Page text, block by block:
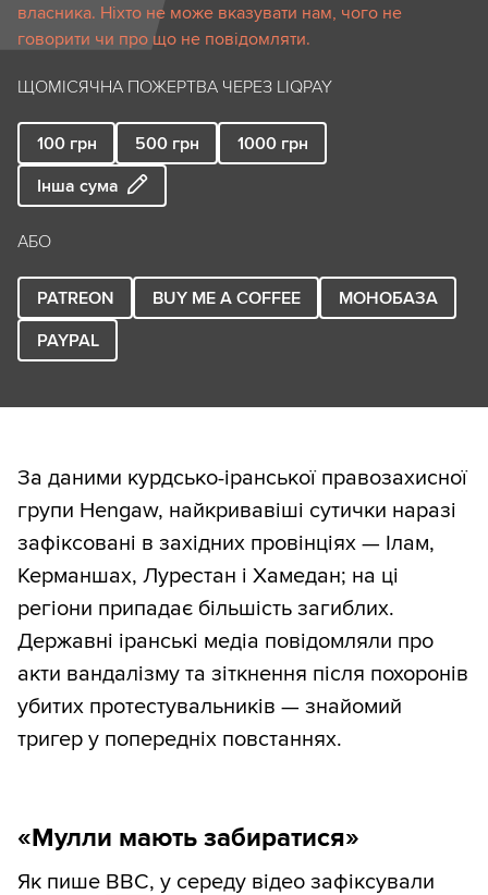
власника. Ніхто не може вказувати нам, чого не
говорити чи про що не повідомляти.
ЩОМІСЯЧНА ПОЖЕРТВА ЧЕРЕЗ LIQPAY
100 грн 500 грн 1000 грн
Інша сума
АБО
PATREON BUY ME A COFFEE
МОНОБАЗА
PAYPAL
За даними курдсько-іранської правозахисної
групи Hengaw, найкривавіші сутички наразі
зафіксовані в західних провінціях — Ілам,
Керманшах, Лурестан і Хамедан; на ці
регіони припадає більшість загиблих.
Державні іранські медіа повідомляли про
акти вандалізму та зіткнення після похоронів
убитих протестувальників — знайомий
тригер у попередніх повстаннях.
«Мулли мають забиратися»
Як пише BBC, у середу відео зафіксували